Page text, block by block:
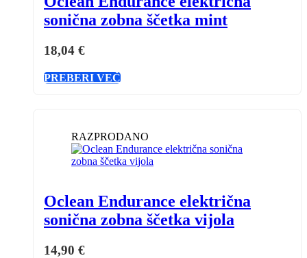
sonična zobna ščetka mint
18,04 €
PREBERI VEČ
RAZPRODANO
Oclean Endurance električna
sonična zobna ščetka vijola
14,90 €